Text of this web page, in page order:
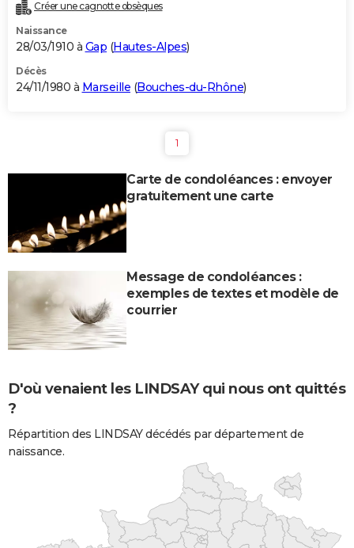
Créer une cagnotte obsèques
Naissance
28/03/1910 à Gap (Hautes-Alpes)
Décès
24/11/1980 à Marseille (Bouches-du-Rhône)
1
Carte de condoléances : envoyer
gratuitement une carte
Message de condoléances :
exemples de textes et modèle de
courrier
D'où venaient les LINDSAY qui nous ont quittés
?
Répartition des LINDSAY décédés par département de
naissance.